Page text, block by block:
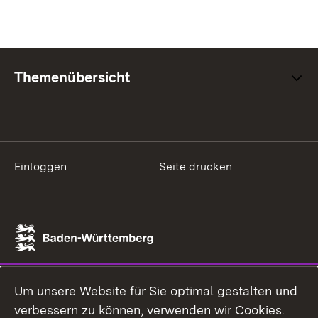
Themenübersicht
Einloggen Seite drucken
Um unsere Website für Sie optimal gestalten und
verbessern zu können, verwenden wir Cookies.